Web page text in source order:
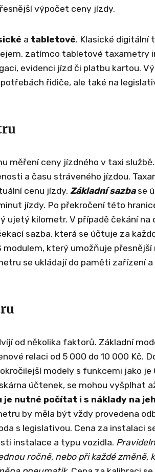
výpočet ceny jízdy.
a tabletové. Klasické
zatímco tabletové taxametry
evidenci jízd či platbu kartou.
řidiče, ale také na
měření ceny jízdného v taxi
a času stráveného jízdou.
cenu jízdy. Základní sazbase
jízdy. Po překročení této
ujetý kilometr. V případě čekání na
sazba, která se účtuje za
který umožňuje
se ukládají do paměti zařízení
od několika faktorů. Základní
relaci od 5 000 do 10 000 Kč.
modely s funkcemi jako je
účtenek, se mohou vyšplhat
nutné počítat i s náklady na
by měla být vždy provedena
s legislativou. Cena za instalaci
instalace a typu vozidla.
ročně, nebo při každé